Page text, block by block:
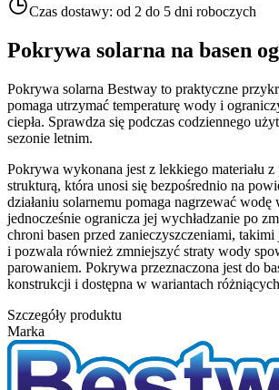
Czas dostawy: od 2 do 5 dni roboczych
Pokrywa solarna na basen
Pokrywa solarna Bestway to praktyczne
pomaga utrzymać temperaturę wody i
ciepła. Sprawdza się podczas codziennego
sezonie letnim.
Pokrywa wykonana jest z lekkiego materiału z
strukturą, która unosi się bezpośrednio na
działaniu solarnemu pomaga nagrzewać wodę
jednocześnie ogranicza jej wychładzanie po
chroni basen przed zanieczyszczeniami,
i pozwala również zmniejszyć straty wody
parowaniem. Pokrywa przeznaczona jest do
konstrukcji i dostępna w wariantach
Szczegóły produktu
Marka